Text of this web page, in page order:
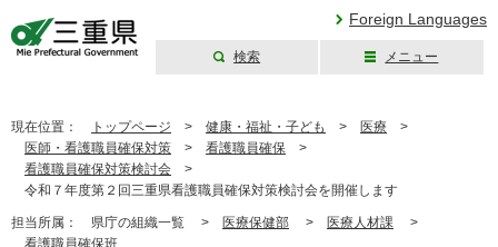
Foreign Languages
検索 メニュー
現在位置： トップページ > 健康・福祉・子ども > 医療 >
医師・看護職員確保対策 > 看護職員確保 >
看護職員確保対策検討会 >
令和７年度第２回三重県看護職員確保対策検討会を開催します
担当所属： 県庁の組織一覧 > 医療保健部 > 医療人材課 >
看護職員確保班